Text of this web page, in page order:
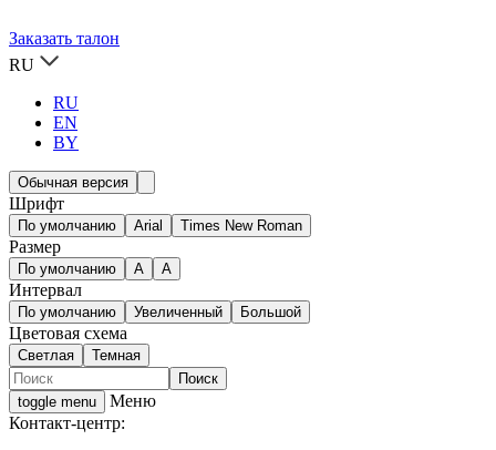
Заказать талон
RU
RU
EN
BY
Обычная версия
Шрифт
По умолчанию Arial Times New Roman
Размер
По умолчанию A A
Интервал
По умолчанию Увеличенный Большой
Цветовая схема
Светлая Темная
toggle menu
Меню
Контакт-центр: